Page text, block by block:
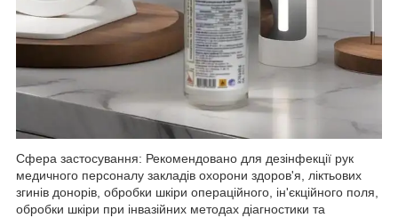
Сфера застосування: Рекомендовано для дезінфекції рук
медичного персоналу закладів охорони здоров'я, ліктьових
згинів донорів, обробки шкіри операційного, ін'єкційного поля,
обробки шкіри при інвазійних методах діагностики та